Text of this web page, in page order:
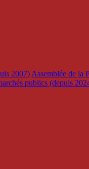
2007) Assemblée de la
publics (depuis